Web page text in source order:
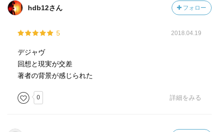
hdb12さん フォロー
5 2018.04.19
デジャヴ
回想と現実が交差
著者の背景が感じられた
0 詳細をみる